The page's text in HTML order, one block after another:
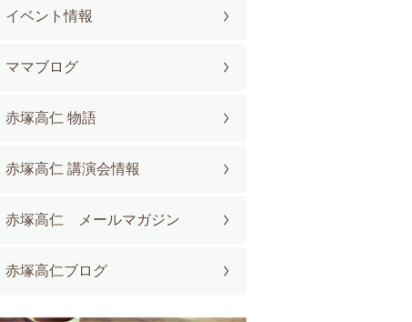
イベント情報
ママブログ
赤塚高仁 物語
赤塚高仁 講演会情報
赤塚高仁 メールマガジン
赤塚高仁ブログ